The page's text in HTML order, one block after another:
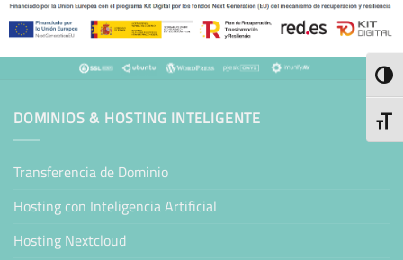
DOMINIOS & HOSTING INTELIGENTE
Transferencia de Dominio
Hosting con Inteligencia Artificial
Hosting Nextcloud